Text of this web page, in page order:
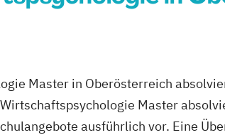
Master in Oberösterreich
Master
ausführlich vor. Eine